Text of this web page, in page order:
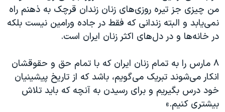
اسرائیل در جنگ
نرگس محمدی برنده جایزه نوبل صلح
همایش محافظه‌کاران آمریکا «سی‌پک»
سفر پرزیدنت ترامپ به چین
من چیزی جز تیره روزی‌های زنان زندان قرچک به ذهنم راه
نمی‌یابد و البته زندانی که فقط در جاده ورامین نیست بلکه
در خانه‌ها و در دل‌های اکثر زنان ایران است.
۸ مارس را به تمام زنان ایران که با تمام حق و حقوقشان
انکار می‌شوند تبریک می‌گویم، باشد که از تاریخ پیشینیان
خود درس بگیریم و برای رسیدن به آنچه که باید تلاش
بیشتری کنیم.»